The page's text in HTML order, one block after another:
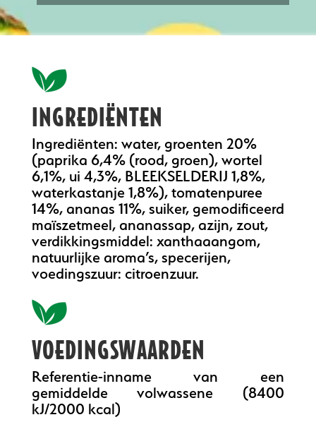
INGREDIËNTEN
Ingrediënten: water, groenten 20%
(paprika 6,4% (rood, groen), wortel
6,1%, ui 4,3%, BLEEKSELDERIJ 1,8%,
waterkastanje 1,8%), tomatenpuree
14%, ananas 11%, suiker, gemodificeerd
maïszetmeel, ananassap, azijn, zout,
verdikkingsmiddel: xanthaaangom,
natuurlijke aroma’s, specerijen,
voedingszuur: citroenzuur.
VOEDINGSWAARDEN
Referentie-inname van een
gemiddelde volwassene (8400
kJ/2000 kcal)